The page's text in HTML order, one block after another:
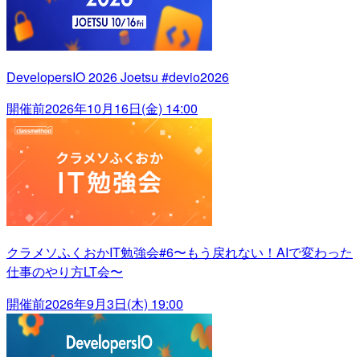
DevelopersIO 2026 Joetsu #devio2026
開催前2026年10月16日(金) 14:00
クラメソふくおかIT勉強会#6〜もう戻れない！AIで変わった
仕事のやり方LT会〜
開催前2026年9月3日(木) 19:00